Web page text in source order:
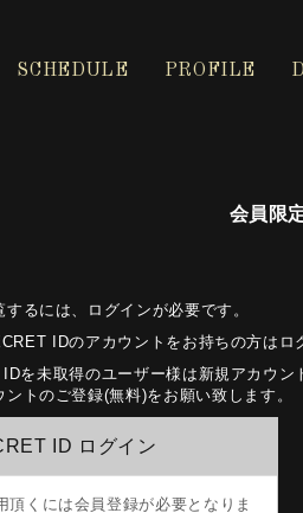
SCHEDULE PROFILE
会員限
るには、ログインが必要です。
IDのアカウントをお持ちの方はロ
を未取得のユーザー様は新規アカウ
トのご登録(無料)をお願い致します。
ID ログイン
頂くには会員登録が必要となりま